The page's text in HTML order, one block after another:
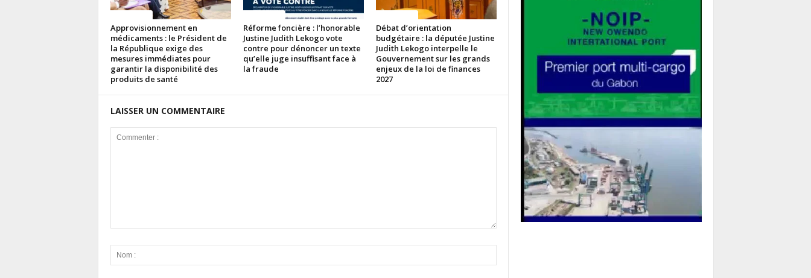
Approvisionnement en
médicaments : le Président de
la République exige des
mesures immédiates pour
garantir la disponibilité des
produits de santé
Réforme foncière : l’honorable
Justine Judith Lekogo vote
contre pour dénoncer un texte
qu’elle juge insuffisant face à
la fraude
Débat d’orientation
budgétaire : la députée Justine
Judith Lekogo interpelle le
Gouvernement sur les grands
enjeux de la loi de finances
2027
LAISSER UN COMMENTAIRE